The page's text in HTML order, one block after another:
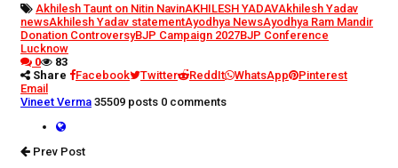
Akhilesh Taunt on Nitin NavinAKHILESH YADAVAkhilesh Yadav
newsAkhilesh Yadav statementAyodhya NewsAyodhya Ram Mandir
Donation ControversyBJP Campaign 2027BJP Conference
Lucknow
0
83
Share
Facebook Twitter ReddIt WhatsApp
Pinterest
Email
Vineet Verma 35509 posts 0 comments
Prev Post